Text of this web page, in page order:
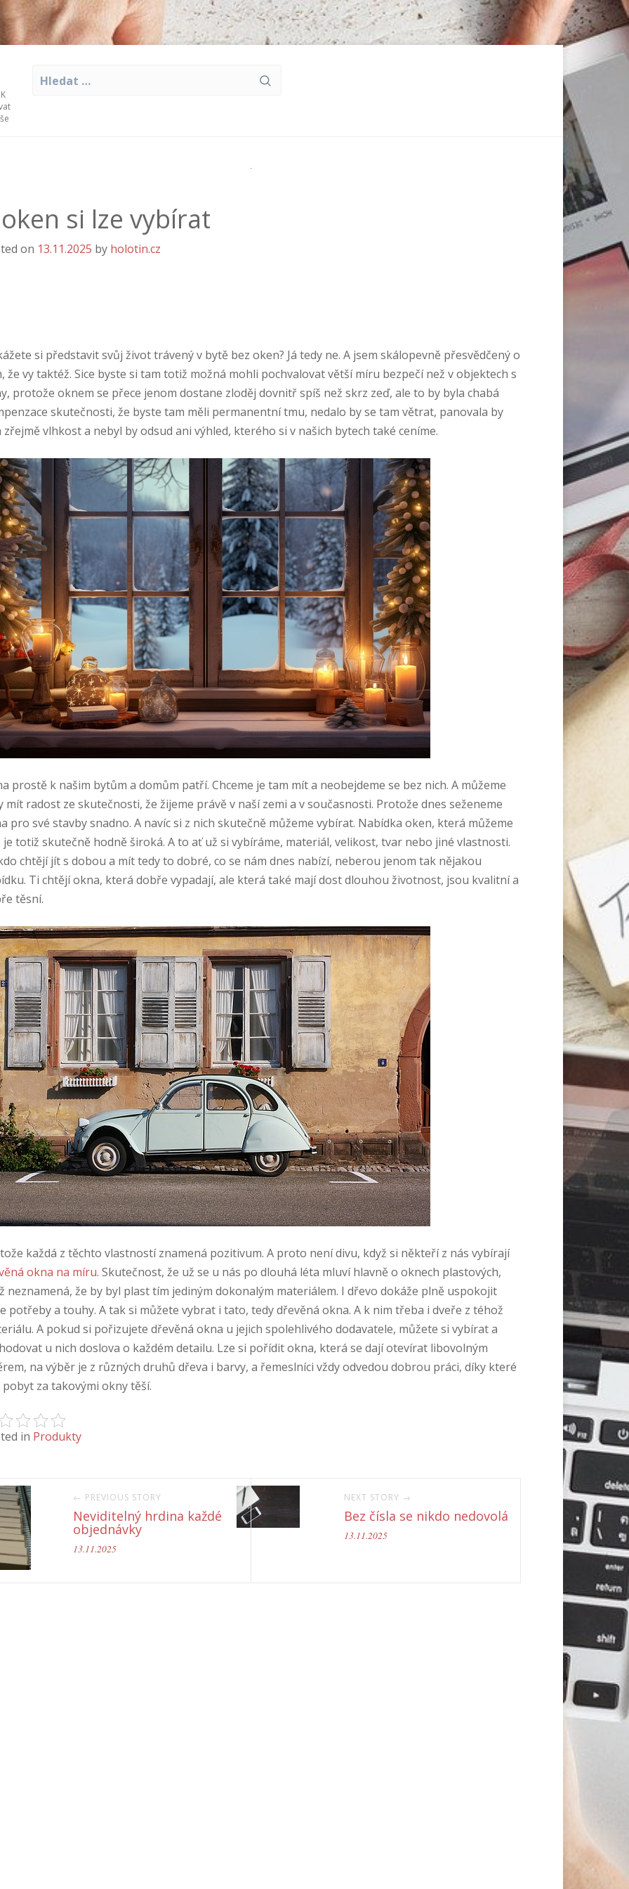
si lze vybírat
on 13.11.2025 by holotin.cz
si představit svůj život trávený v bytě bez oken? Já tedy ne. A jsem skálopevně přesvědčený o
že vy taktéž. Sice byste si tam totiž možná mohli pochvalovat větší míru bezpečí než v objektech s
protože oknem se přece jenom dostane zloděj dovnitř spíš než skrz zeď, ale to by byla chabá
skutečnosti, že byste tam měli permanentní tmu, nedalo by se tam větrat, panovala by
zřejmě vlhkost a nebyl by odsud ani výhled, kterého si v našich bytech také ceníme.
prostě k našim bytům a domům patří. Chceme je tam mít a neobejdeme se bez nich. A můžeme
mít radost ze skutečnosti, že žijeme právě v naší zemi a v současnosti. Protože dnes seženeme
pro své stavby snadno. A navíc si z nich skutečně můžeme vybírat. Nabídka oken, která můžeme
je totiž skutečně hodně široká. A to ať už si vybíráme, materiál, velikost, tvar nebo jiné vlastnosti.
chtějí jít s dobou a mít tedy to dobré, co se nám dnes nabízí, neberou jenom tak nějakou
Ti chtějí okna, která dobře vypadají, ale která také mají dost dlouhou životnost, jsou kvalitní a
těsní.
každá z těchto vlastností znamená pozitivum. A proto není divu, když si někteří z nás vybírají
okna na míru. Skutečnost, že už se u nás po dlouhá léta mluví hlavně o oknech plastových,
neznamená, že by byl plast tím jediným dokonalým materiálem. I dřevo dokáže plně uspokojit
potřeby a touhy. A tak si můžete vybrat i tato, tedy dřevěná okna. A k nim třeba i dveře z téhož
A pokud si pořizujete dřevěná okna u jejich spolehlivého dodavatele, můžete si vybírat a
u nich doslova o každém detailu. Lze si pořídit okna, která se dají otevírat libovolným
na výběr je z různých druhů dřeva i barvy, a řemeslníci vždy odvedou dobrou práci, díky které
pobyt za takovými okny těší.
in Produkty
← PREVIOUS STORY
Neviditelný hrdina každé
objednávky
13.11.2025
NEXT STORY →
Bez čísla se nikdo nedovolá
13.11.2025